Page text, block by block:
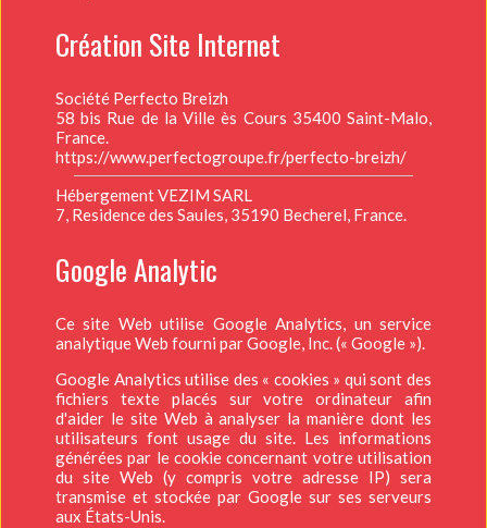
Création Site Internet
Société Perfecto Breizh
58 bis Rue de la Ville ès Cours 35400 Saint-Malo,
France.
https://www.perfectogroupe.fr/perfecto-breizh/
Hébergement VEZIM SARL
7, Residence des Saules, 35190 Becherel, France.
Google Analytic
Ce site Web utilise Google Analytics, un service
analytique Web fourni par Google, Inc. (« Google »).
Google Analytics utilise des « cookies » qui sont des
fichiers texte placés sur votre ordinateur afin
d'aider le site Web à analyser la manière dont les
utilisateurs font usage du site. Les informations
générées par le cookie concernant votre utilisation
du site Web (y compris votre adresse IP) sera
transmise et stockée par Google sur ses serveurs
aux États-Unis.